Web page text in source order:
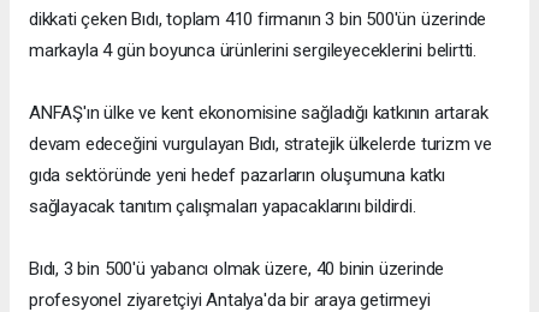
dikkati çeken Bıdı, toplam 410 firmanın 3 bin 500'ün üzerinde
markayla 4 gün boyunca ürünlerini sergileyeceklerini belirtti.
ANFAŞ'ın ülke ve kent ekonomisine sağladığı katkının artarak
devam edeceğini vurgulayan Bıdı, stratejik ülkelerde turizm ve
gıda sektöründe yeni hedef pazarların oluşumuna katkı
sağlayacak tanıtım çalışmaları yapacaklarını bildirdi.
Bıdı, 3 bin 500'ü yabancı olmak üzere, 40 binin üzerinde
profesyonel ziyaretçiyi Antalya'da bir araya getirmeyi